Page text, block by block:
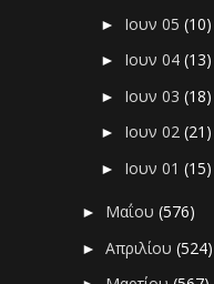
► Ιουν 05(10)
► Ιουν 04(13)
► Ιουν 03(18)
► Ιουν 02(21)
► Ιουν 01(15)
► Μαΐου(576)
►Απριλίου(524)